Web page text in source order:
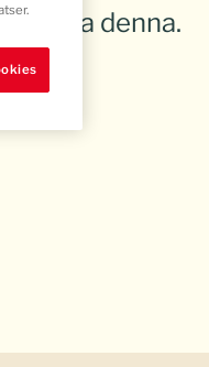
vara denna.